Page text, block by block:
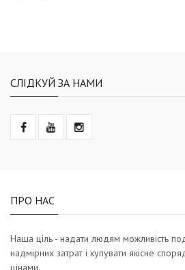
СЛІДКУЙ ЗА НАМИ
ПРО НАС
Наша ціль - надати людям можливість
надмірних затрат і купувати якісне
цінами.